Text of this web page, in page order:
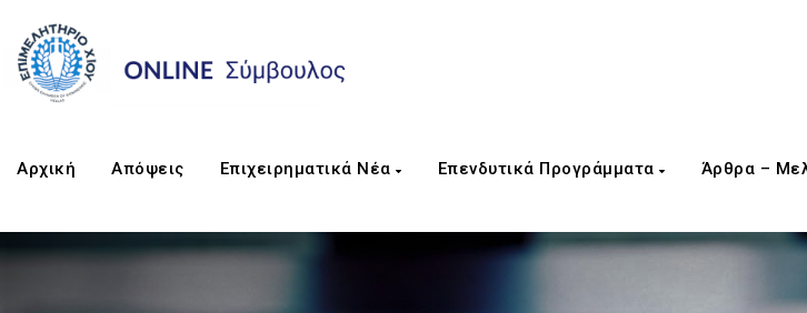
Αρχική Απόψεις Επιχειρηματικά Νέα Επενδυτικά Προγράμματα Άρθρα –